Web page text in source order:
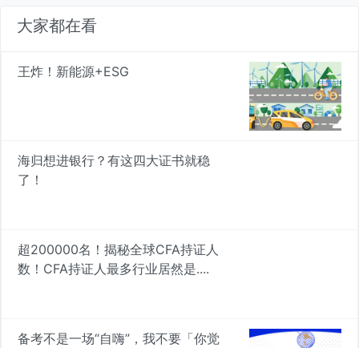
大家都在看
王炸！新能源+ESG
海归想进银行？有这四大证书就稳
了！
超200000名！揭秘全球CFA持证人
数！CFA持证人最多行业居然是....
备考不是一场“自嗨”，我不要「你觉